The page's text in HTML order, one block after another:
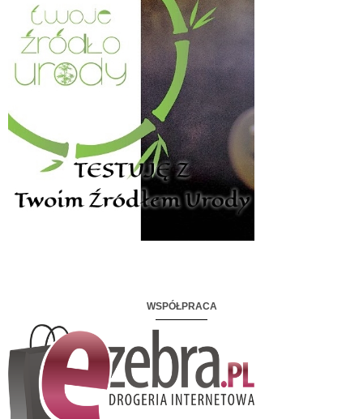
WSPÓŁPRACA